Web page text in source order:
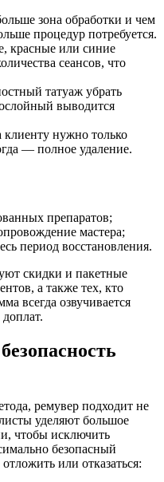
зона обработки и чем
процедур потребуется.
красные или синие
сеансов, что
татуаж убрать
выводится
клиенту нужно только
— полное удаление.
препаратов;
мастера;
период восстановления.
скидки и пакетные
а также тех, кто
всегда озвучивается
ремувер подходит не
уделяют большое
чтобы исключить
безопасный
или отказаться: